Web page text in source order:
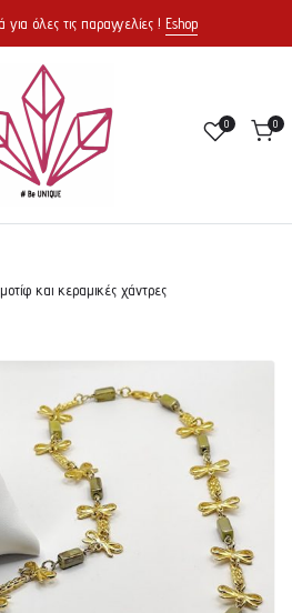
όλες τις παραγγελίες ! Eshop
0 0
και κεραμικές χάντρες